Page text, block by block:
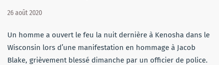
26 août 2020
Un homme a ouvert le feu la nuit dernière à Kenosha dans le
Wisconsin lors d’une manifestation en hommage à Jacob
Blake, grièvement blessé dimanche par un officier de police.